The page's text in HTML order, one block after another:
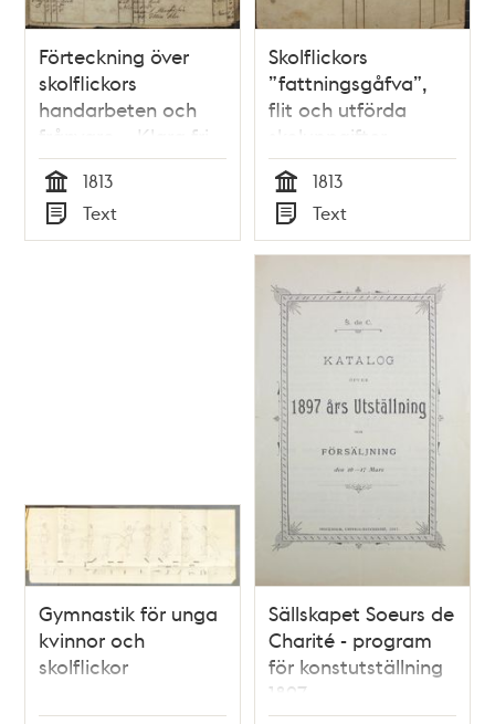
Förteckning över
skolflickors
handarbeten och
frånvaro – Klara fri-
och fattigskola för
flickor 1813
Tid
1813
Typ
Text
Skolflickors
”fattningsgåfva”,
flit och utförda
skoluppgifter –
Klara fri- och
fattigskola för
flickor 1813
Tid
1813
Typ
Text
Gymnastik för unga
kvinnor och
skolflickor
Sällskapet Soeurs de
Charité - program
för konstutställning
1897